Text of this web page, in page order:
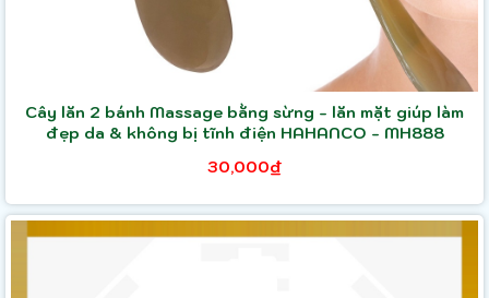
Cây lăn 2 bánh Massage bằng sừng - lăn mặt giúp làm
đẹp da & không bị tĩnh điện HAHANCO - MH888
30,000₫